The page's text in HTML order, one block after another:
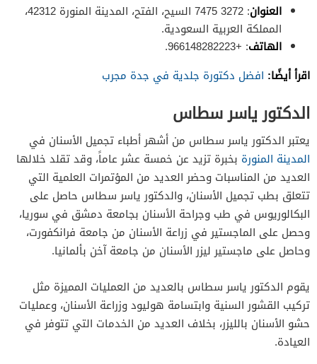
العنوان
: 3272 7475 السيح، الفتح، المدينة المنورة 42312،
المملكة العربية السعودية.
الهاتف: +966148282223.
اقرأ أيضًا: افضل دكتورة جلدية في جدة مجرب
الدكتور ياسر سطاس
يعتبر الدكتور ياسر سطاس من أشهر أطباء تجميل الأسنان في
المدينة المنورة بخبرة تزيد عن خمسة عشر عاماً، وقد تقلد خلالها
العديد من المناسبات وحضر العديد من المؤتمرات العلمية التي
تتعلق بطب تجميل الأسنان، والدكتور ياسر سطاس حاصل على
البكالوريوس في طب وجراحة الأسنان بجامعة دمشق في سوريا،
وحصل على الماجستير في زراعة الأسنان من جامعة فرانكفورت،
وحاصل على ماجستير ليزر الأسنان من جامعة آخن بألمانيا.
يقوم الدكتور ياسر سطاس بالعديد من العمليات المميزة مثل
تركيب القشور السنية وابتسامة هوليود وزراعة الأسنان، وعمليات
حشو الأسنان بالليزر، بخلاف العديد من الخدمات التي تتوفر في
العيادة.